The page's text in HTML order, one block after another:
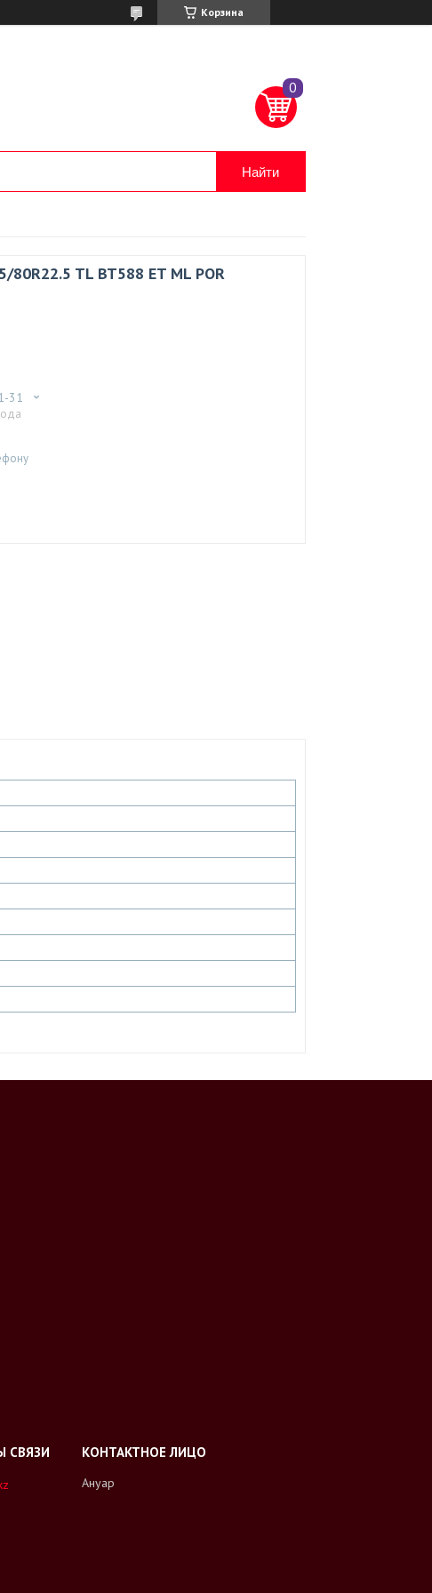
Корзина
Найти
80R22.5 TL BT588 ET ML POR
31
Ануар